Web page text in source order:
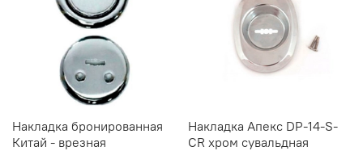
Накладка бронированная
Китай - врезная
Накладка Апекс DP-14-S-
CR хром сувальдная